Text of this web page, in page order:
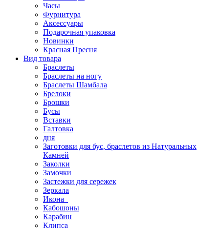
Часы
Фурнитура
Аксеcсуары
Подарочная упаковка
Новинки
Красная Пресня
Вид товара
Браслеты
Браслеты на ногу
Браслеты Шамбала
Брелоки
Брошки
Бусы
Вставки
Галтовка
дня
Заготовки для бус, браслетов из Натуральных
Камней
Заколки
Замочки
Застежки для сережек
Зеркала
Икона
Кабошоны
Карабин
Клипса